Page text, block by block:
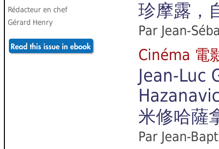
Rédacteur en chef
Gérard Henry
珍摩露，
Par Jean-
Cinéma 電
Jean-Luc
米修哈薩
Par Jean-